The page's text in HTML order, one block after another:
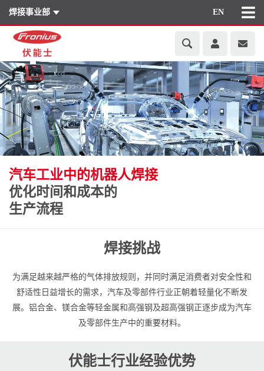
焊接事业部 EN
汽车工业中的机器人焊接
优化时间和成本的
生产流程
焊接挑战
为满足越来越严格的气体排放规则，并同时满足消费者对安全性和
舒适性日益增长的需求，汽车及零部件行业正朝着轻量化不断发
展。铝合金、镁合金等轻金属和高强钢及超高强钢正逐步成为汽车
及零部件生产中的重要材料。
伏能士行业经验优势